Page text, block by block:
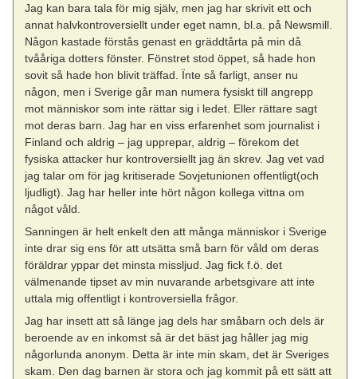
Jag kan bara tala för mig själv, men jag har skrivit ett och
annat halvkontroversiellt under eget namn, bl.a. på Newsmill.
Någon kastade förstås genast en gräddtårta på min då
tvååriga dotters fönster. Fönstret stod öppet, så hade hon
sovit så hade hon blivit träffad. Ïnte så farligt, anser nu
någon, men i Sverige går man numera fysiskt till angrepp
mot människor som inte rättar sig i ledet. Eller rättare sagt
mot deras barn. Jag har en viss erfarenhet som journalist i
Finland och aldrig – jag upprepar, aldrig – förekom det
fysiska attacker hur kontroversiellt jag än skrev. Jag vet vad
jag talar om för jag kritiserade Sovjetunionen offentligt(och
ljudligt). Jag har heller inte hört någon kollega vittna om
något våld.
Sanningen är helt enkelt den att många människor i Sverige
inte drar sig ens för att utsätta små barn för våld om deras
föräldrar yppar det minsta missljud. Jag fick f.ö. det
välmenande tipset av min nuvarande arbetsgivare att inte
uttala mig offentligt i kontroversiella frågor.
Jag har insett att så länge jag dels har småbarn och dels är
beroende av en inkomst så är det bäst jag håller jag mig
någorlunda anonym. Detta är inte min skam, det är Sveriges
skam. Den dag barnen är stora och jag kommit på ett sätt att